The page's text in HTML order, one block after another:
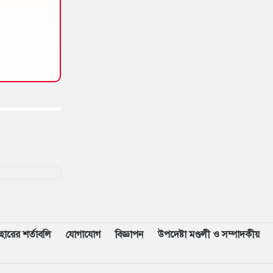
শর্তাবলি যোগাযোগ বিজ্ঞাপন উপদেষ্টা মণ্ডলী ও সম্পাদকীয়